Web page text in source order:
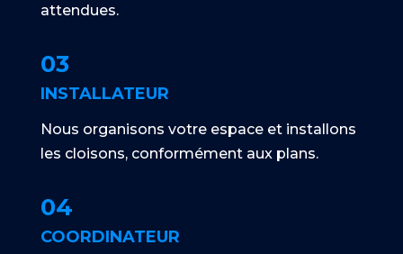
attendues.
03
INSTALLATEUR
Nous organisons votre espace et installons
les cloisons, conformément aux plans.
04
COORDINATEUR